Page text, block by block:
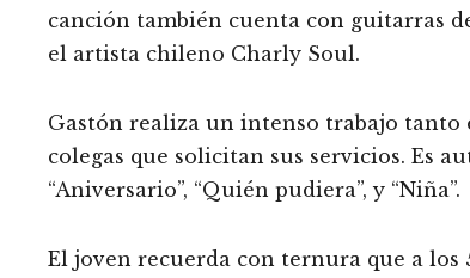
canción también cuenta con guitarras
el artista chileno Charly Soul.
Gastón realiza un intenso trabajo tanto
colegas que solicitan sus servicios. Es
“Aniversario”, “Quién pudiera”, y “Niña”.
El joven recuerda con ternura que a los